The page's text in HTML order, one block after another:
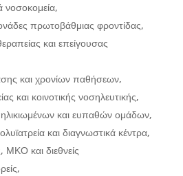
νοσοκομεία,
πρωτοβάθμιας φροντίδας,
και επείγουσας
και χρονίων παθήσεων,
και κοινοτικής νοσηλευτικής,
και ευπαθών ομάδων,
και διαγνωστικά κέντρα,
ΜΚΟ και διεθνείς